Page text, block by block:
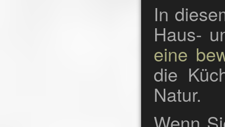
In
Haus-
eine
die
Natur.